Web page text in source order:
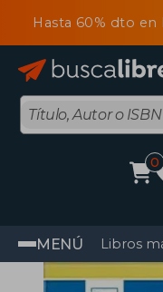
Hasta 60% dto
0
MENÚ Libros